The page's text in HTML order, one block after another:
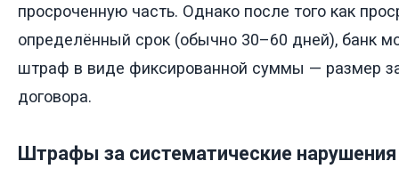
просроченную часть. Однако после того как
определённый срок (обычно 30–60 дней), банк
штраф в виде фиксированной суммы — размер
договора.
Штрафы за систематические нарушения